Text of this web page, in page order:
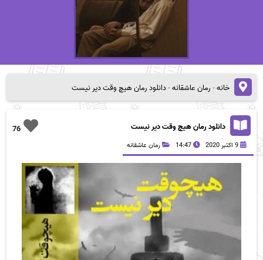
خانه-رمان عاشقانه-دانلود رمان هیچ وقت دیر نیست
76 دانلود رمان هیچ وقت دیر نیست
9 اکتبر 2020 14:47 رمان عاشقانه